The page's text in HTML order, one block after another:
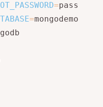
=pass
=mongodemo